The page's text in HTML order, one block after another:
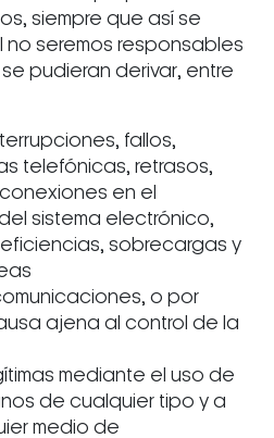
siempre que así se
no seremos responsables
pudieran derivar, entre
fallos,
telefónicas, retrasos,
en el
sistema electrónico,
sobrecargas y
o por
ajena al control de la
mediante el uso de
de cualquier tipo y a
medio de